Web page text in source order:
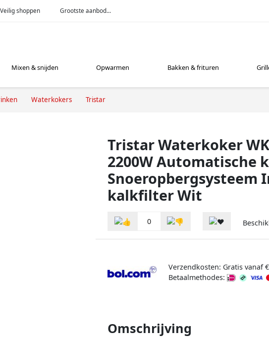
Veilig shoppen Grootste aanbod...
Mixen & snijden Opwarmen Bakken & frituren
Waterkokers Tristar
Tristar Waterkoker
2200W Automatische
Snoeropbergsysteem
kalkfilter Wit
0
Verzendkosten: Gratis vanaf
Betaalmethodes:
Omschrijving